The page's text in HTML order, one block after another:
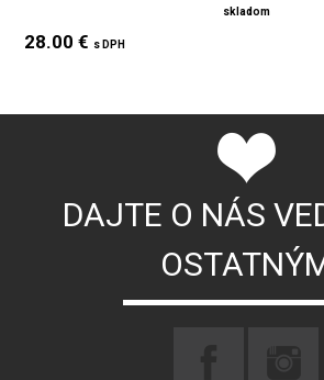
skladom
28.00 € s DPH
DAJTE O NÁS